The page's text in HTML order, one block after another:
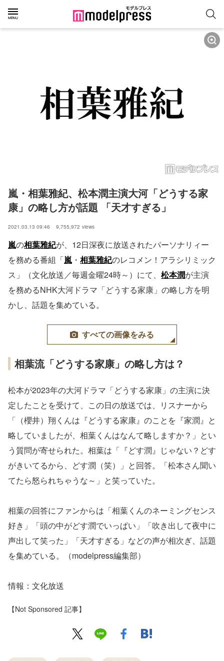
嵐・相葉雅紀、松本潤主演大河「どうする家
康」の略し方が話題 「天才すぎる」
2021.03.13 09:46 9,755,972 views
嵐の相葉雅紀が、12日深夜に放送されたパーソナリィー
を務める番組「嵐 ・ 相葉雅紀のレコメン！アラシリミック
ス」（文化放送／毎週金曜24時～）にて、 松本潤が主演
を務めるNHK大河ドラマ「どうする家康」の略し方を明
かし、話題を集めている。
すべての画像をみる
相葉流「どうする家康」の略し方は？
松本が2023年の大河ドラマ「どうする家康」の主演に決
定したことを受けて、この日の放送では、リスナーから
「（櫻井）翔くんは『どうする家康』のことを『家潤』と
略していましたが、相葉くんはなんて略しますか？」とい
う質問が寄せられた。相葉は「『どす潤』じゃない？どす
がきいてるから、どす潤（笑）」と回答。「松本さん聞い
てたら怒られちゃうな～」と笑っていた。
相葉の回答にファンからは「相葉くんのネーミングセンス
好き」「頭の中がどす潤でいっぱい」「吹き出して夜中に
声出して笑った」「天才すぎる」などの声が相次ぎ、話題
を集めている。（modelpress編集部）
情報：文化放送
【Not Sponsored 記事】